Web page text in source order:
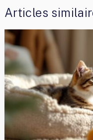
Articles